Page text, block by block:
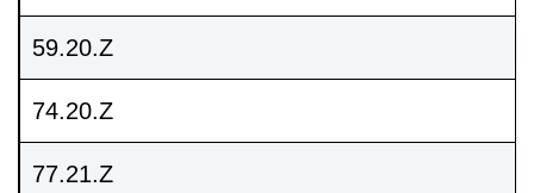
59.20.Z
74.20.Z
77.21.Z